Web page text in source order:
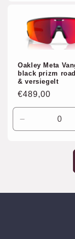
Default
Title
Oakley Meta
black prizm
& versiegelt
Normaler
Preis
€489,00
Verringere
die